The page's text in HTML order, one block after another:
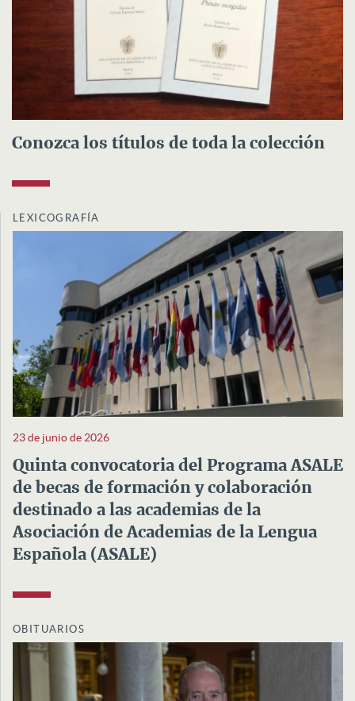
Conozca los títulos de toda la colección
LEXICOGRAFÍA
23 de junio de 2026
Quinta convocatoria del Programa ASALE
de becas de formación y colaboración
destinado a las academias de la
Asociación de Academias de la Lengua
Española (ASALE)
OBITUARIOS